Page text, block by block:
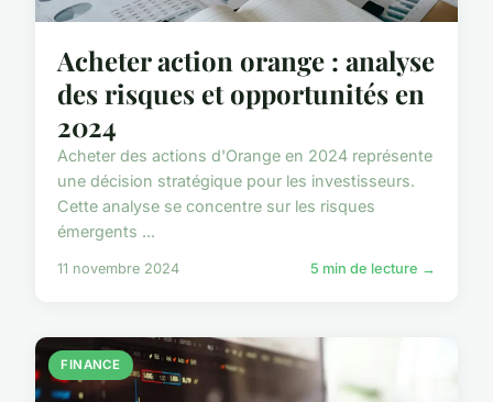
Acheter action orange : analyse
des risques et opportunités en
2024
Acheter des actions d'Orange en 2024 représente
une décision stratégique pour les investisseurs.
Cette analyse se concentre sur les risques
émergents ...
11 novembre 2024 5 min de lecture →
FINANCE